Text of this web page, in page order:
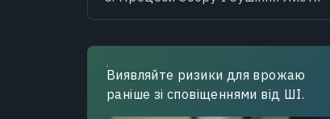
Виявляйте ризики для врожаю
раніше зі сповіщеннями від ШІ.